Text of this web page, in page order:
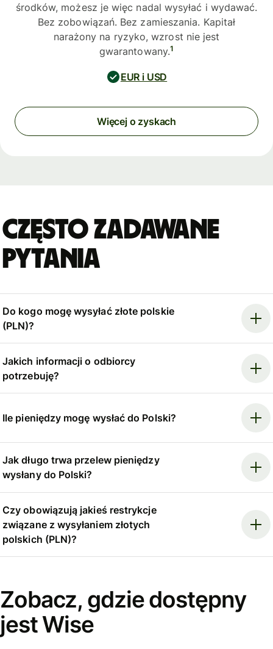
środków, możesz je więc nadal wysyłać i wydawać.
Bez zobowiązań. Bez zamieszania. Kapitał
narażony na ryzyko, wzrost nie jest
gwarantowany.1
EUR i USD
Więcej o zyskach
Często zadawane
pytania
Do kogo mogę wysyłać złote polskie
(PLN)?
Jakich informacji o odbiorcy
potrzebuję?
Ile pieniędzy mogę wysłać do Polski?
Jak długo trwa przelew pieniędzy
wysłany do Polski?
Czy obowiązują jakieś restrykcje
związane z wysyłaniem złotych
polskich (PLN)?
Zobacz, gdzie dostępny
jest Wise